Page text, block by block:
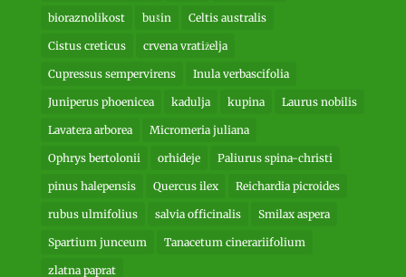
bioraznolikost bušin Celtis australis
Cistus creticus crvena vratiželja
Cupressus sempervirens Inula verbascifolia
Juniperus phoenicea kadulja kupina Laurus nobilis
Lavatera arborea Micromeria juliana
Ophrys bertolonii orhideje Paliurus spina-christi
pinus halepensis Quercus ilex Reichardia picroides
rubus ulmifolius salvia officinalis Smilax aspera
Spartium junceum Tanacetum cinerariifolium
zlatna paprat